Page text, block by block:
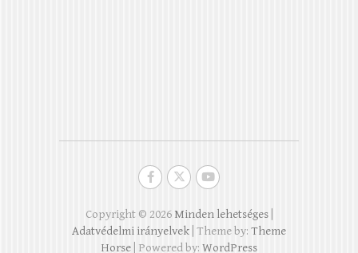
Copyright © 2026 Minden lehetséges|
Adatvédelmi irányelvek | Theme by: Theme
Horse | Powered by: WordPress